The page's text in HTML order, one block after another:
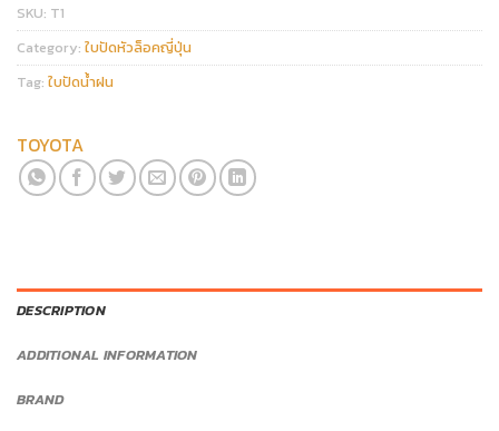
SKU: T1
Category: ใบปัดหัวล็อคญี่ปุ่น
Tag: ใบปัดน้ำฝน
TOYOTA
DESCRIPTION
ADDITIONAL INFORMATION
BRAND